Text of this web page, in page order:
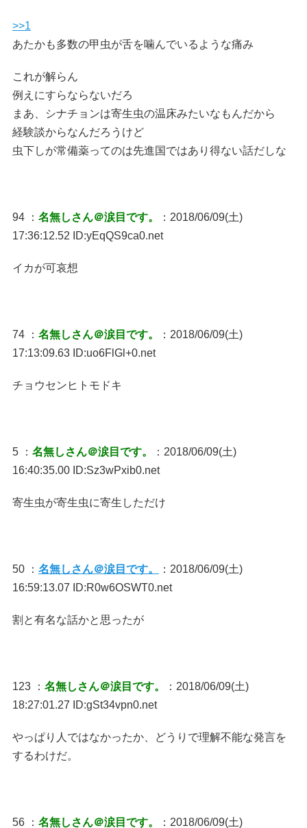
>>1
あたかも多数の甲虫が舌を噛んでいるような痛み
これが解らん
例えにすらならないだろ
まあ、シナチョンは寄生虫の温床みたいなもんだから
経験談からなんだろうけど
虫下しが常備薬ってのは先進国ではあり得ない話だしな
94 ： 名無しさん＠涙目です。
：2018/06/09(土)
17:36:12.52 ID:yEqQS9ca0.net
イカが可哀想
74 ： 名無しさん＠涙目です。
：2018/06/09(土)
17:13:09.63 ID:uo6FlGl+0.net
チョウセンヒトモドキ
5 ： 名無しさん＠涙目です。
：2018/06/09(土)
16:40:35.00 ID:Sz3wPxib0.net
寄生虫が寄生虫に寄生しただけ
50 ： 名無しさん＠涙目です。
：2018/06/09(土)
16:59:13.07 ID:R0w6OSWT0.net
割と有名な話かと思ったが
123 ： 名無しさん＠涙目です。
：2018/06/09(土)
18:27:01.27 ID:gSt34vpn0.net
やっぱり人ではなかったか、どうりで理解不能な発言を
するわけだ。
56 ： 名無しさん＠涙目です。 ：2018/06/09(土)